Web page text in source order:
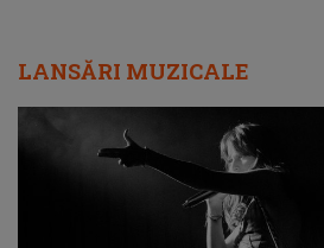
LANSĂRI MUZICALE